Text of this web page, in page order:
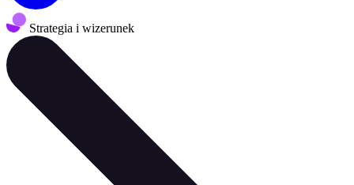
Strategia i wizerunek